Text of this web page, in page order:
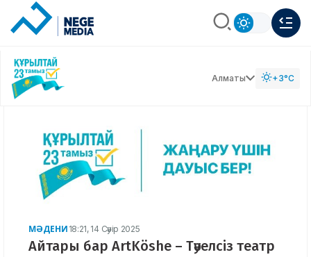
Алматы +3°C
МӘДЕНИ 18:21, 14 Сәуір 2025
Айтары бар ArtKöshe – Тәуелсіз театр